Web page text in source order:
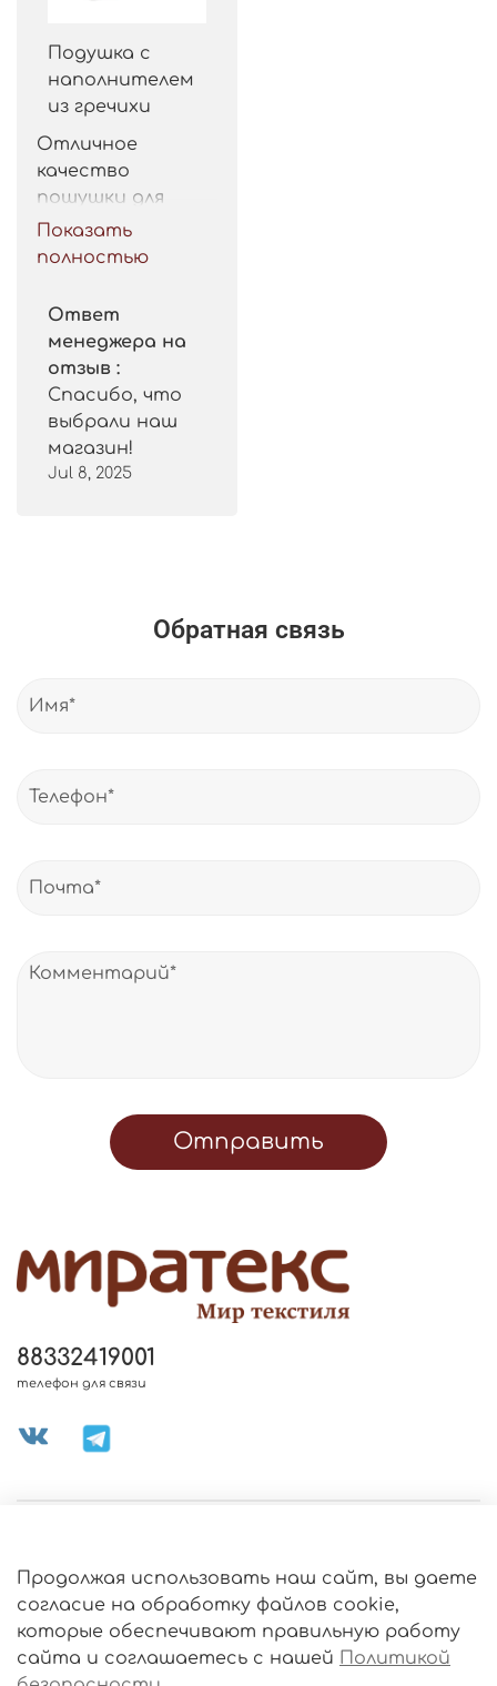
Подушка с
наполнителем
из гречихи
Отличное
качество
пошушки для
такой цены.
Рекомендую.
Показать
полностью
Ответ
менеджера на
отзыв :
Спасибо, что
выбрали наш
магазин!
Jul 8, 2025
Обратная связь
Отправить
ИНФОРМАЦИЯ
О МАГАЗИНЕ
88332419001
телефон для связи
Продолжая использовать наш сайт, вы даете
согласие на обработку файлов cookie,
которые обеспечивают правильную работу
сайта и соглашаетесь с нашей Политикой
Политика
обработки